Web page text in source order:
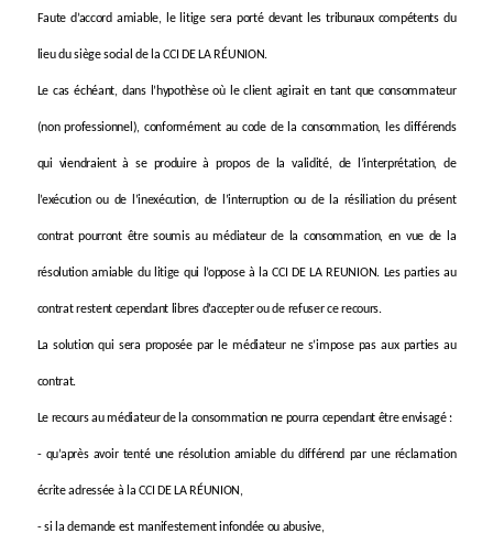
Faute d’accord amiable, le litige sera porté devant les tribunaux compétents du
lieu du siège social de la CCI DE LA RÉUNION.
Le cas échéant, dans l’hypothèse où le client agirait en tant que consommateur
(non professionnel), conformément au code de la consommation, les différends
qui viendraient à se produire à propos de la validité, de l’interprétation, de
l’exécution ou de l’inexécution, de l’interruption ou de la résiliation du présent
contrat pourront être soumis au médiateur de la consommation, en vue de la
résolution amiable du litige qui l’oppose à la CCI DE LA REUNION. Les parties au
contrat restent cependant libres d’accepter ou de refuser ce recours.
La solution qui sera proposée par le médiateur ne s’impose pas aux parties au
contrat.
Le recours au médiateur de la consommation ne pourra cependant être envisagé :
- qu’après avoir tenté une résolution amiable du différend par une réclamation
écrite adressée à la CCI DE LA RÉUNION,
- si la demande est manifestement infondée ou abusive,